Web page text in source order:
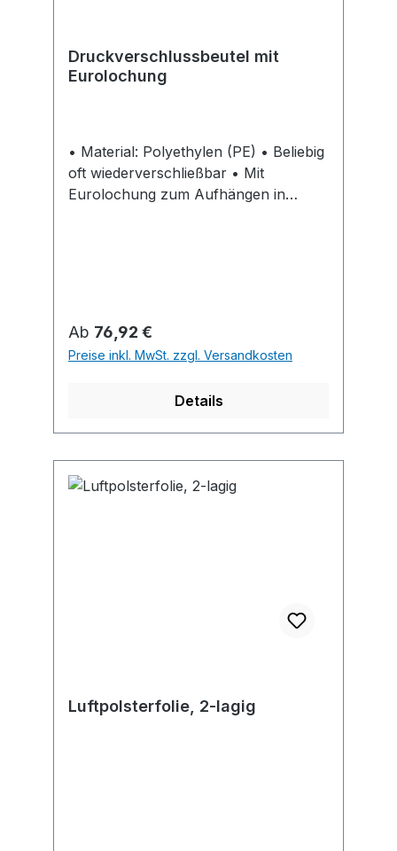
Druckverschlussbeutel mit
Eurolochung
• Material: Polyethylen (PE) • Beliebig
oft wiederverschließbar • Mit
Eurolochung zum Aufhängen in
Quecksilber, polybromierte Biphenyle,
Cadmium, sechswertiges Chrom und
polybromierter Diphenylether
Regulärer Preis:
Ab 76,92 €
Preise inkl. MwSt. zzgl. Versandkosten
Details
Luftpolsterfolie, 2-lagig